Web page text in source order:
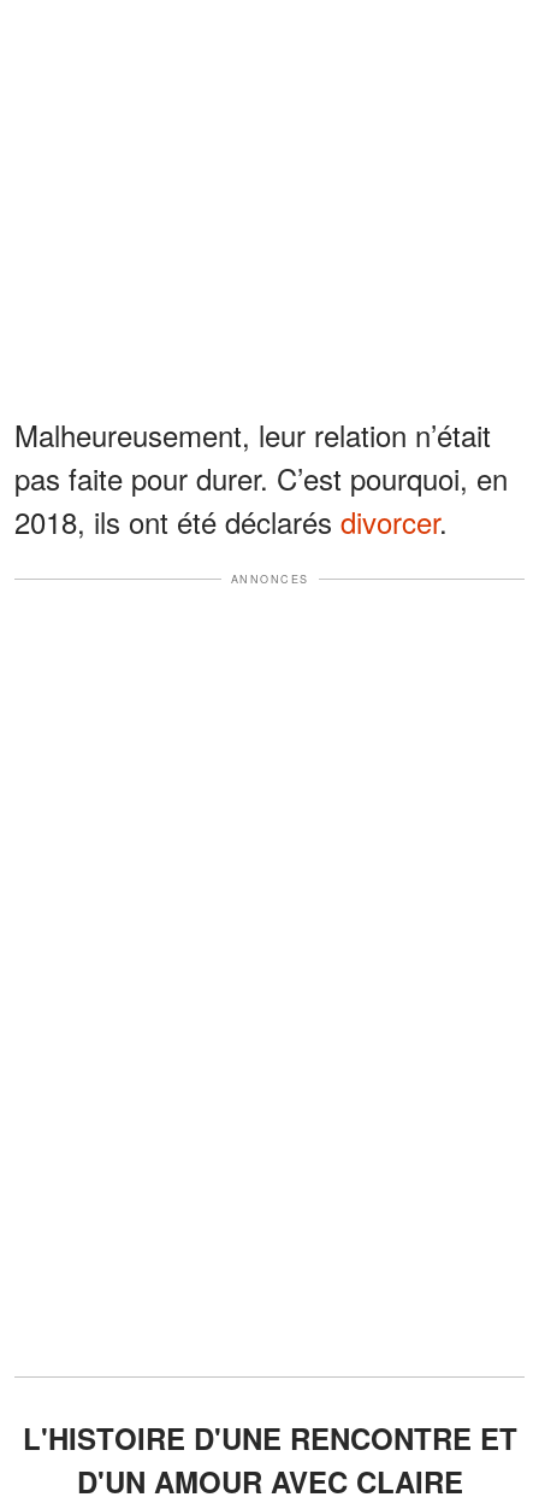
Malheureusement, leur relation n’était
pas faite pour durer. C’est pourquoi, en
2018, ils ont été déclarés divorcer.
ANNONCES
L'HISTOIRE D'UNE RENCONTRE ET
D'UN AMOUR AVEC CLAIRE